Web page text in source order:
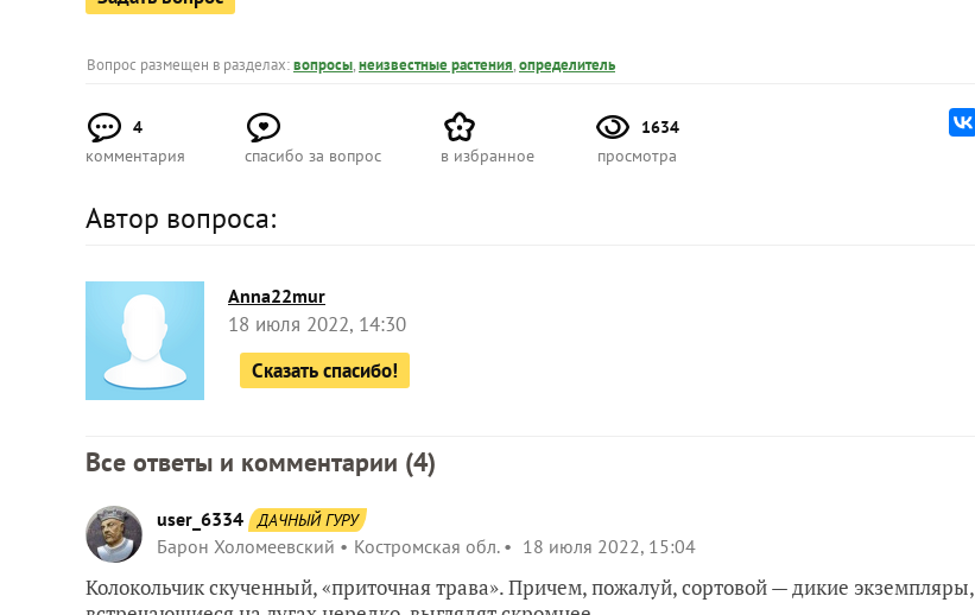
Вопрос размещен в разделах:вопросы,неизвестные растения,определитель
4
комментария
спасибо за вопрос в избранное
1634
просмотра
Автор вопроса:
Anna22mur
18 июля 2022, 14:30
Сказать спасибо!
Все ответы и комментарии (4)
user_6334 ДАЧНЫЙ ГУРУ
Барон Холомеевский Костромская обл. 18 июля 2022, 15:04
Колокольчик скученный, «приточная трава». Причем, пожалуй, сортовой — дикие экземпляры,